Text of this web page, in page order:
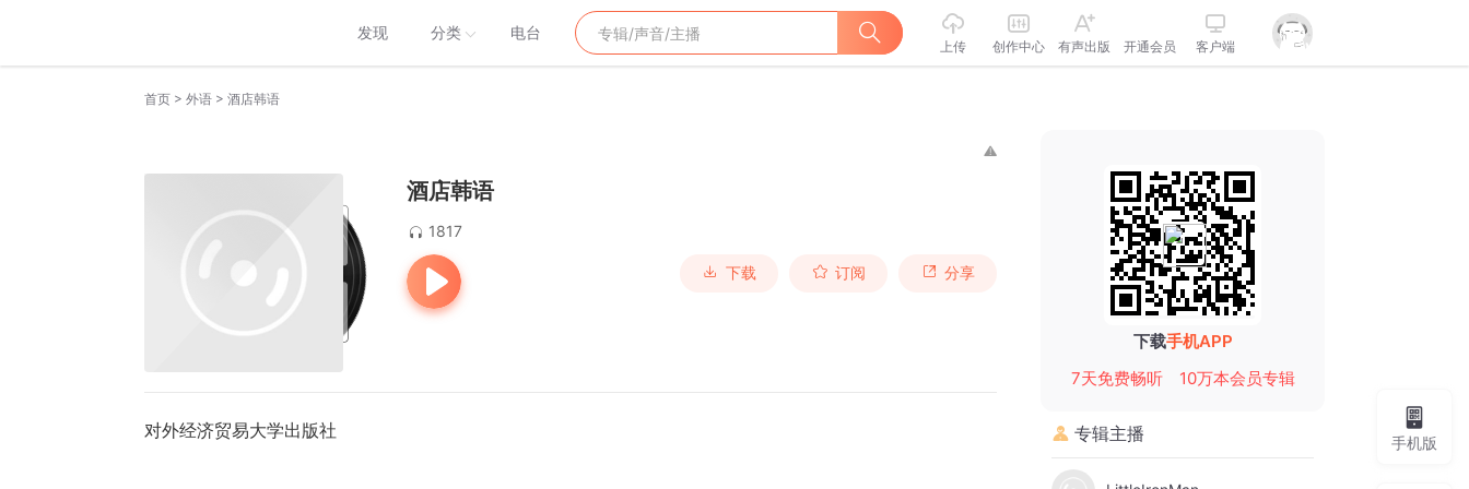
发现 分类 电台
上传 创作中心 有声出版 开通会员 客户端
首页 > 外语 > 酒店韩语
酒店韩语
1817
下载 订阅 分享
对外经济贸易大学出版社
下载手机APP
7天免费畅听
10万本会员专辑
专辑主播 手机版